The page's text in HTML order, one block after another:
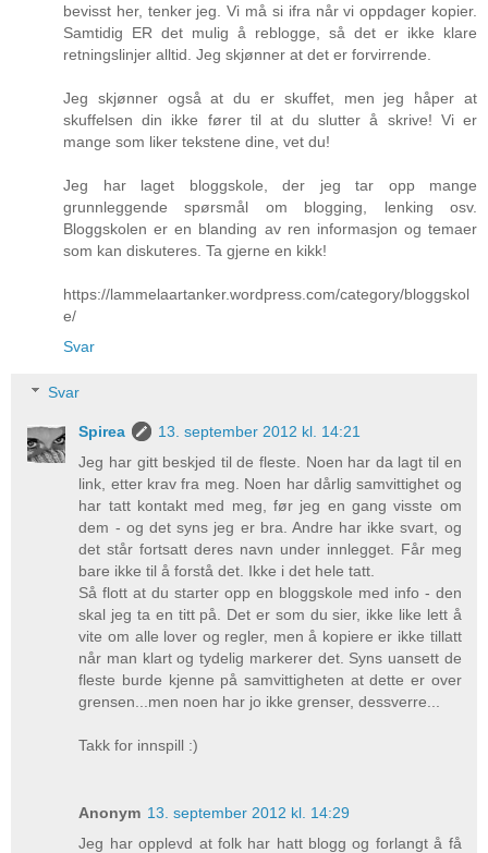
bevisst her, tenker jeg. Vi må si ifra når vi oppdager kopier.
Samtidig ER det mulig å reblogge, så det er ikke klare
retningslinjer alltid. Jeg skjønner at det er forvirrende.
Jeg skjønner også at du er skuffet, men jeg håper at
skuffelsen din ikke fører til at du slutter å skrive! Vi er
mange som liker tekstene dine, vet du!
Jeg har laget bloggskole, der jeg tar opp mange
grunnleggende spørsmål om blogging, lenking osv.
Bloggskolen er en blanding av ren informasjon og temaer
som kan diskuteres. Ta gjerne en kikk!
https://lammelaartanker.wordpress.com/category/bloggskol
e/
Svar
Svar
Spirea
13. september 2012 kl. 14:21
Jeg har gitt beskjed til de fleste. Noen har da lagt til en
link, etter krav fra meg. Noen har dårlig samvittighet og
har tatt kontakt med meg, før jeg en gang visste om
dem - og det syns jeg er bra. Andre har ikke svart, og
det står fortsatt deres navn under innlegget. Får meg
bare ikke til å forstå det. Ikke i det hele tatt.
Så flott at du starter opp en bloggskole med info - den
skal jeg ta en titt på. Det er som du sier, ikke like lett å
vite om alle lover og regler, men å kopiere er ikke tillatt
når man klart og tydelig markerer det. Syns uansett de
fleste burde kjenne på samvittigheten at dette er over
grensen...men noen har jo ikke grenser, dessverre...
Takk for innspill :)
Anonym 13. september 2012 kl. 14:29
Jeg har opplevd at folk har hatt blogg og forlangt å få